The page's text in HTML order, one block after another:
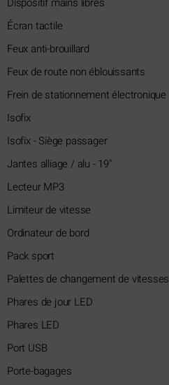
Écran tactile
Feux anti-brouillard
Feux de route non éblouissants
Frein de stationnement électronique
Isofix
Isofix - Siège passager
Jantes alliage / alu - 19"
Lecteur MP3
Limiteur de vitesse
Ordinateur de bord
Pack sport
Palettes de changement de vitesses
Phares de jour LED
Phares LED
Port USB
Porte-bagages